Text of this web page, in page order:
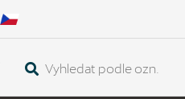
Vyhledat podle ozn.